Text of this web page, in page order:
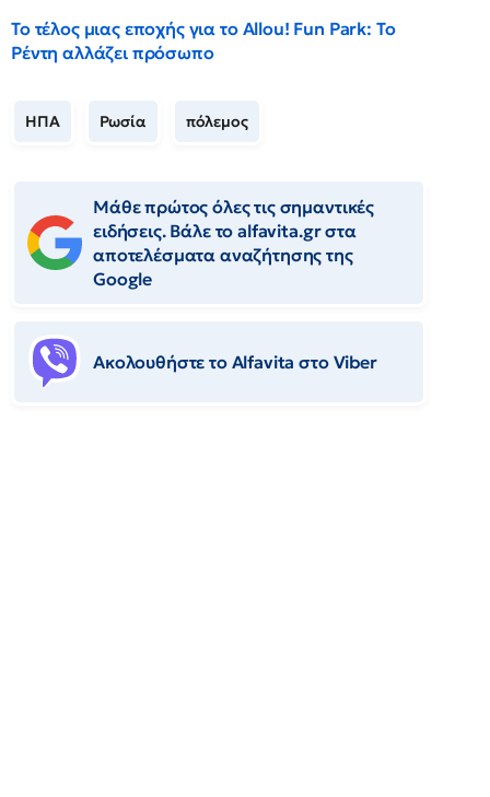
Το τέλος μιας εποχής για το Allou! Fun Park: Το
Ρέντη αλλάζει πρόσωπο
ΗΠΑ Ρωσία πόλεμος
Μάθε πρώτος όλες τις σημαντικές
ειδήσεις. Βάλε το alfavita.gr στα
αποτελέσματα αναζήτησης της
Google
Ακολουθήστε το Αlfavita στο Viber